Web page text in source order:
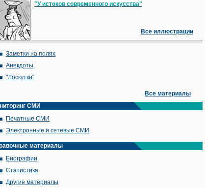
"У истоков современного искусства"
Все иллюстрации
Заметки на полях
Анекдоты
"Лоскутки"
Все материалы
СМИ
Печатные СМИ
Электронные и сетевые СМИ
материалы
Биографии
Статистика
Другие материалы